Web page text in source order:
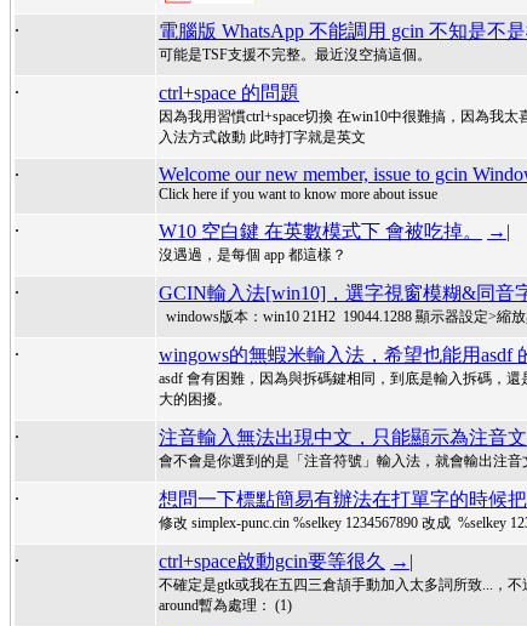
. 電腦版 WhatsApp 不能調用 gcin 不知是不
可能是TSF支援不完整。最近沒空搞這個。
. ctrl+space 的問題
因為我用習慣ctrl+space切換 在win10中很難搞，因為我
入法方式啟動 此時打字就是英文
. Welcome our new member, issue to gcin
Click here if you want to know more about issue
. W10 空白鍵 在英數模式下 會被吃掉。 →|
沒遇過，是每個 app 都這樣？
. GCIN輸入法[win10]，選字視窗模糊&同音
windows版本：win10 21H2 19044.1288 顯示器設定>
. wingows的無蝦米輸入法，希望也能用asdf
asdf 會有困難，因為與拆碼鍵相同，到底是輸入拆碼，
大的困擾。
. 注音輸入無法出現中文，只能顯示為注音文
會不會是你選到的是「注音符號」輸入法，就會輸出注音
. 想問一下標點簡易有辦法在打單字的時候
修改 simplex-punc.cin %selkey 1234567890 改成 %selkey
. ctrl+space啟動gcin要等很久 →|
不確定是gtk或我在五四三倉頡手動加入太多詞所致...，
around暫為處理： (1)